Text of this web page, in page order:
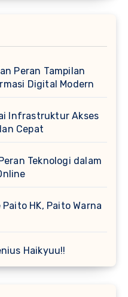
Peran Tampilan
Digital Modern
Infrastruktur Akses
Cepat
Teknologi dalam
HK, Paito Warna
Haikyuu!!